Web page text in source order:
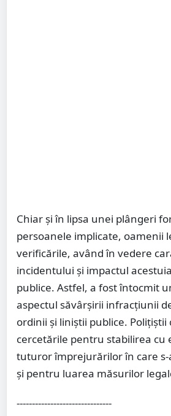
Chiar și în lipsa unei plângeri
persoanele implicate, oamenii
verificările, având în vedere
incidentului și impactul
publice. Astfel, a fost întocmit
aspectul săvârșirii infracțiunii
ordinii și liniștii publice.
cercetările pentru stabilirea cu
tuturor împrejurărilor în care
și pentru luarea măsurilor
-------------------------------